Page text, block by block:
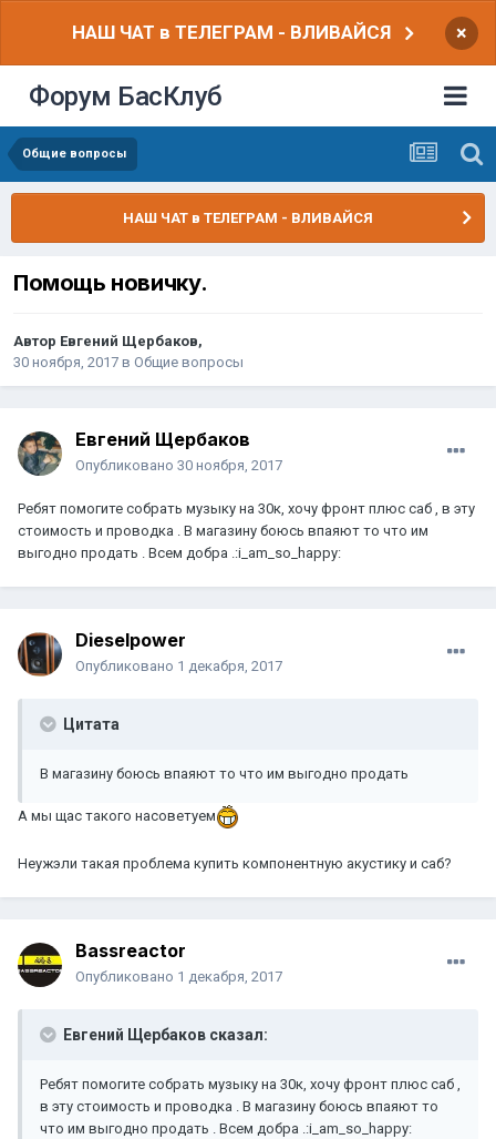
НАШ ЧАТ в ТЕЛЕГРАМ - ВЛИВАЙСЯ ×
Форум БасКлуб
Общие вопросы
НАШ ЧАТ в ТЕЛЕГРАМ - ВЛИВАЙСЯ
Помощь новичку.
Автор Евгений Щербаков,
30 ноября, 2017 в Общие вопросы
Евгений Щербаков
Опубликовано 30 ноября, 2017
Ребят помогите собрать музыку на 30к, хочу фронт плюс саб , в эту
стоимость и проводка . В магазину боюсь впаяют то что им
выгодно продать . Всем добра .:i_am_so_happy:
Dieselpower
Опубликовано 1 декабря, 2017
Цитата
В магазину боюсь впаяют то что им выгодно продать
А мы щас такого насоветуем
Неужэли такая проблема купить компонентную акустику и саб?
Bassreactor
Опубликовано 1 декабря, 2017
Евгений Щербаков сказал:
Ребят помогите собрать музыку на 30к, хочу фронт плюс саб ,
в эту стоимость и проводка . В магазину боюсь впаяют то
что им выгодно продать . Всем добра .:i_am_so_happy: